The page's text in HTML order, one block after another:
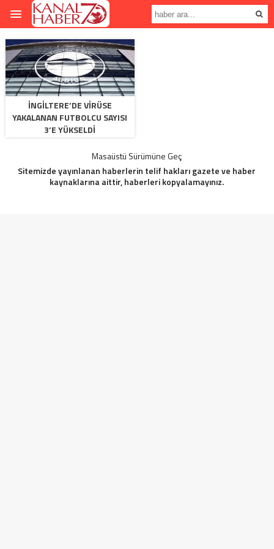
İNGILTERE’DE VIRÜSE
YAKALANAN FUTBOLCU SAYISI
3’E YÜKSELDI
Masaüstü Sürümüne Geç
Sitemizde yayınlanan haberlerin telif hakları gazete ve haber
kaynaklarına aittir, haberleri kopyalamayınız.